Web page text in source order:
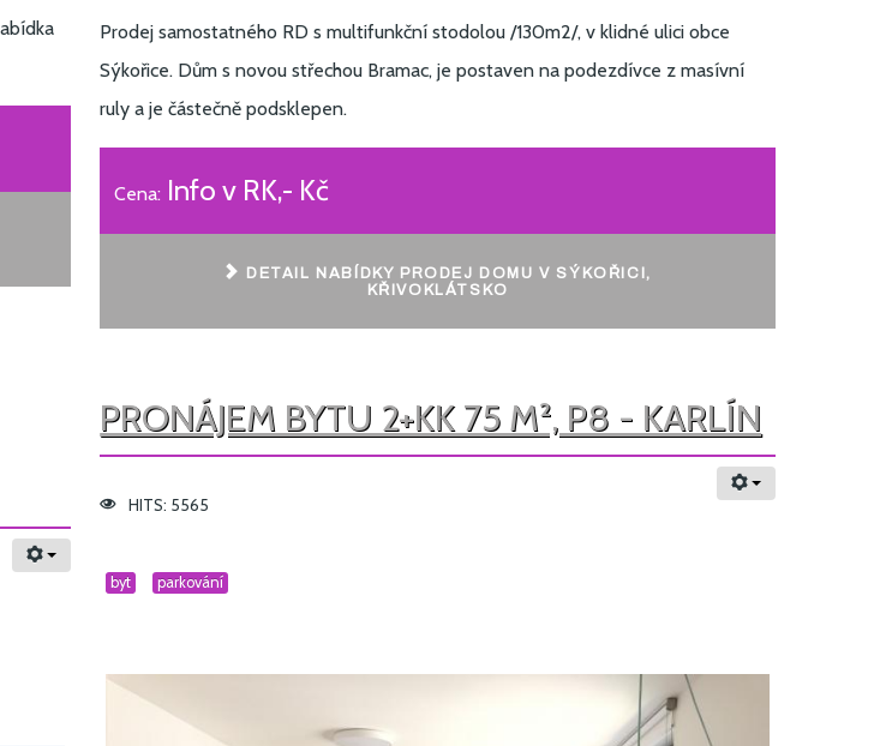
Prodej samostatného RD s multifunkční stodolou /130m2/, v klidné ulici obce
Sýkořice. Dům s novou střechou Bramac, je postaven na podezdívce z masívní
ruly a je částečně podsklepen.
Cena: Info v RK,- Kč
DETAIL NABÍDKY PRODEJ DOMU V SÝKOŘICI,
KŘIVOKLÁTSKO
PRONÁJEM BYTU 2+KK 75 M², P8 - KARLÍN
HITS: 5565
byt parkování